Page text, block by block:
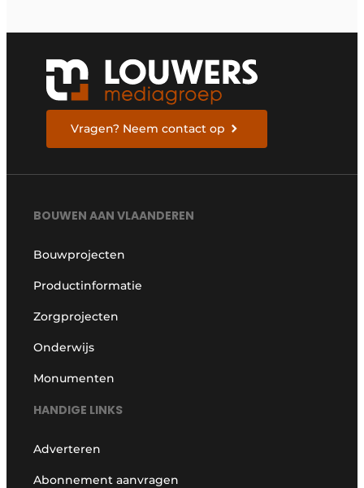
Vragen? Neem contact op
BOUWEN AAN VLAANDEREN
Bouwprojecten
Productinformatie
Zorgprojecten
Onderwijs
Monumenten
HANDIGE LINKS
Adverteren
Abonnement aanvragen